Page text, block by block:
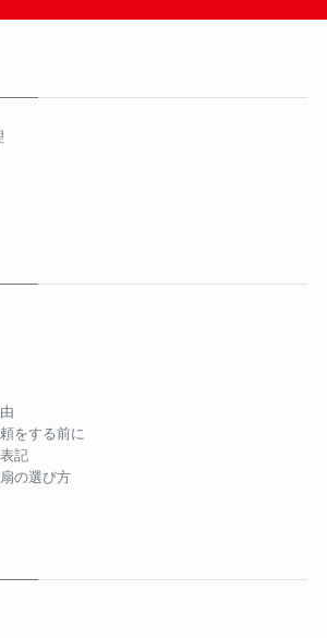
をする前に
記
の選び方